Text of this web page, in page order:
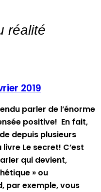
réalité
2019
parler de l’énorme
positive! En fait,
depuis plusieurs
Le secret! C’est
qui devient,
» ou
par exemple, vous